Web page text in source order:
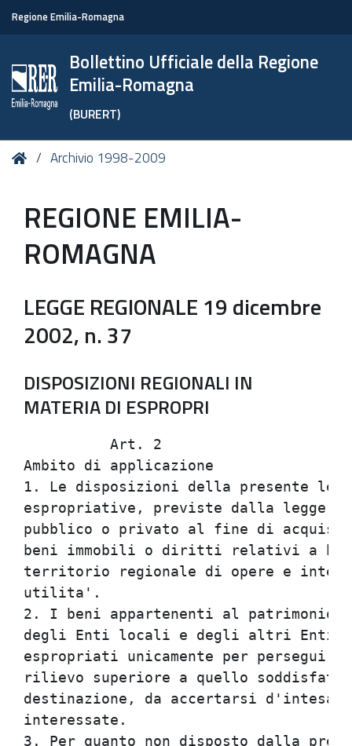
Regione Emilia-Romagna
Bollettino Ufficiale della Regione
Emilia-Romagna
(BURERT)
Tu HomeArchivio 1998-2009
REGIONE EMILIA-
ROMAGNA
LEGGE REGIONALE 19 dicembre
2002, n. 37
DISPOSIZIONI REGIONALI IN
MATERIA DI ESPROPRI
Ambito di
1. Le disposizioni della
espropriative, previste dalla
pubblico o privato al fine di
beni immobili o diritti relativi
territorio regionale di opere
2. I beni appartenenti al
degli Enti locali e degli
espropriati unicamente per
rilievo superiore a quello
destinazione, da
3. Per quanto non disposto